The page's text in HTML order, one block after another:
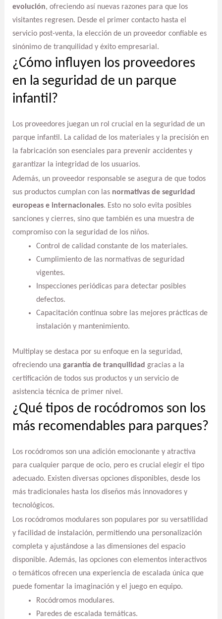
evolución, ofreciendo así nuevas razones para que los
visitantes regresen. Desde el primer contacto hasta el
servicio post-venta, la elección de un proveedor confiable es
sinónimo de tranquilidad y éxito empresarial.
¿Cómo influyen los proveedores
en la seguridad de un parque
infantil?
Los proveedores juegan un rol crucial en la seguridad de un
parque infantil. La calidad de los materiales y la precisión en
la fabricación son esenciales para prevenir accidentes y
garantizar la integridad de los usuarios.
Además, un proveedor responsable se asegura de que todos
sus productos cumplan con las normativas de seguridad
europeas e internacionales. Esto no solo evita posibles
sanciones y cierres, sino que también es una muestra de
compromiso con la seguridad de los niños.
Control de calidad constante de los materiales.
Cumplimiento de las normativas de seguridad
vigentes.
Inspecciones periódicas para detectar posibles
defectos.
Capacitación continua sobre las mejores prácticas de
instalación y mantenimiento.
Multiplay se destaca por su enfoque en la seguridad,
ofreciendo una garantía de tranquilidad gracias a la
certificación de todos sus productos y un servicio de
asistencia técnica de primer nivel.
¿Qué tipos de rocódromos son los
más recomendables para parques?
Los rocódromos son una adición emocionante y atractiva
para cualquier parque de ocio, pero es crucial elegir el tipo
adecuado. Existen diversas opciones disponibles, desde los
más tradicionales hasta los diseños más innovadores y
tecnológicos.
Los rocódromos modulares son populares por su versatilidad
y facilidad de instalación, permitiendo una personalización
completa y ajustándose a las dimensiones del espacio
disponible. Además, las opciones con elementos interactivos
o temáticos ofrecen una experiencia de escalada única que
puede fomentar la imaginación y el juego en equipo.
Rocódromos modulares.
Paredes de escalada temáticas.